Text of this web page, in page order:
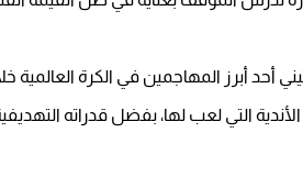
أحد أبرز المهاجمين في الكرة
التي لعب لها، بفضل قدراته